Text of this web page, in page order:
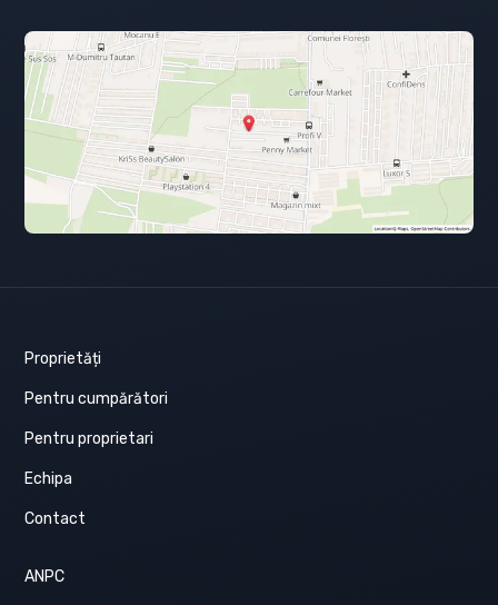
Proprietăți
Pentru cumpărători
Pentru proprietari
Echipa
Contact
ANPC